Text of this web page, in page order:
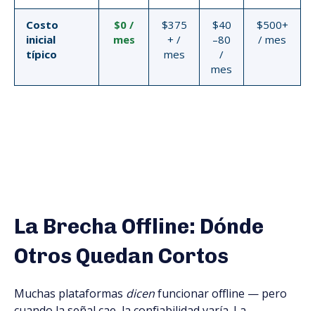
Costo
inicial
típico
$0 /
mes
$375
+ /
mes
$40
–80
/
mes
$500+
/ mes
La Brecha Offline: Dónde
Otros Quedan Cortos
Muchas plataformas dicenfuncionar offline — pero